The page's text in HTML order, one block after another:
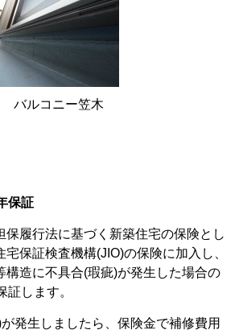
バルコニー笠木
保証
保履行法に基づく新築住宅の保険とし
保証検査機構(JIO)の保険に加入し、
構造に不具合(瑕疵)が発生した場合の
証します。
発生しましたら、保険金で補修費用